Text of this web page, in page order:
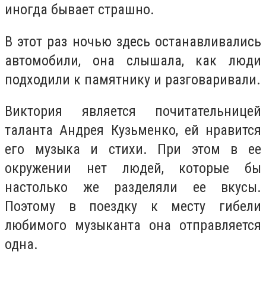
иногда бывает страшно.
В этот раз ночью здесь останавливались
автомобили, она слышала, как люди
подходили к памятнику и разговаривали.
Виктория является почитательницей
таланта Андрея Кузьменко, ей нравится
его музыка и стихи. При этом в ее
окружении нет людей, которые бы
настолько же разделяли ее вкусы.
Поэтому в поездку к месту гибели
любимого музыканта она отправляется
одна.